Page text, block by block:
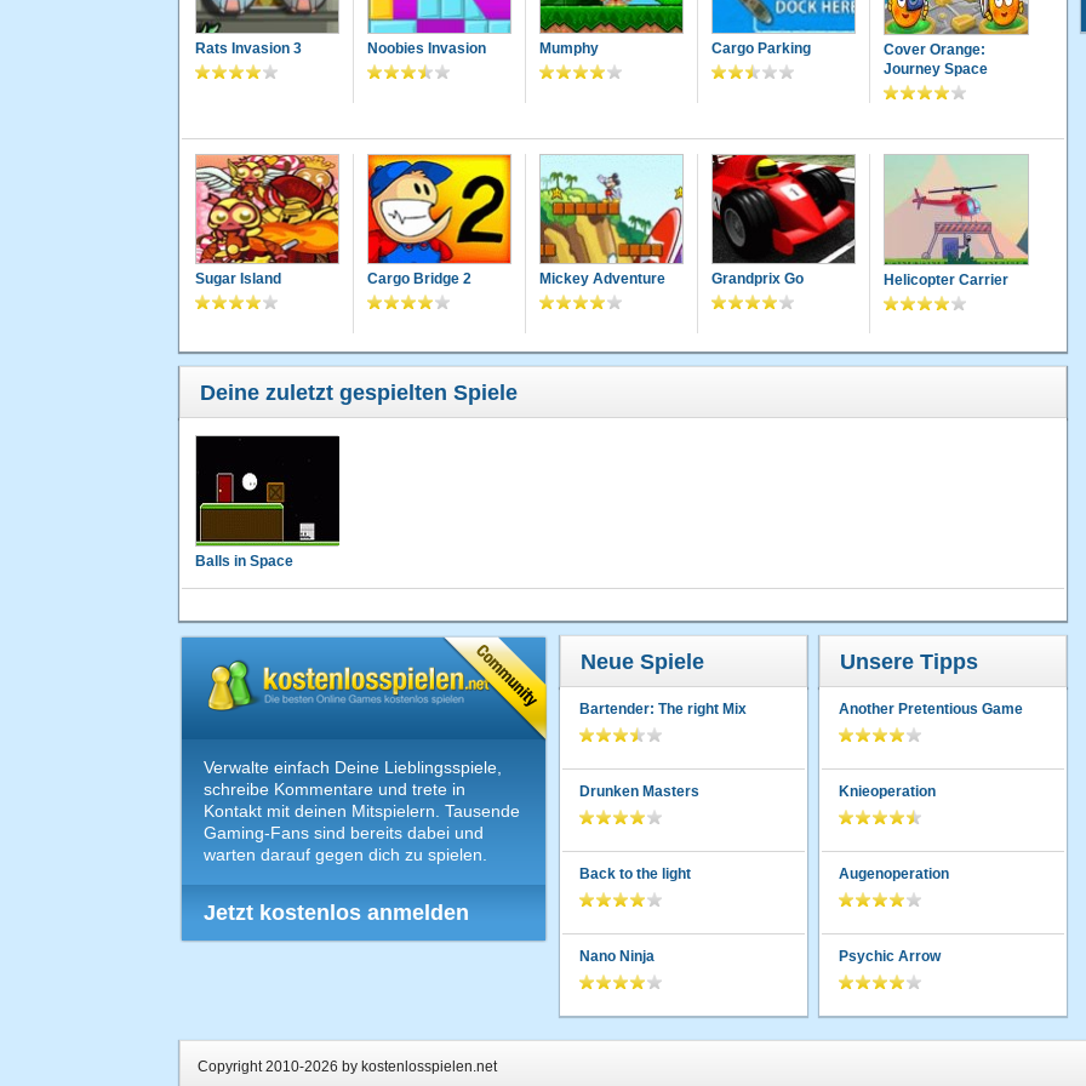
Rats Invasion 3 Noobies Invasion Mumphy Cargo Parking
Cover Orange:
Journey Space
Sugar Island Cargo Bridge 2 Mickey Adventure Grandprix Go Helicopter Carrier
Deine zuletzt gespielten Spiele
Balls in Space
Verwalte einfach Deine Lieblingsspiele,
schreibe Kommentare und trete in
Kontakt mit deinen Mitspielern. Tausende
Gaming-Fans sind bereits dabei und
warten darauf gegen dich zu spielen.
Jetzt kostenlos anmelden
Neue Spiele
Bartender: The right Mix
Drunken Masters
Back to the light
Nano Ninja
Unsere Tipps
Another Pretentious Game
Knieoperation
Augenoperation
Psychic Arrow
Copyright 2010-2026 by kostenlosspielen.net